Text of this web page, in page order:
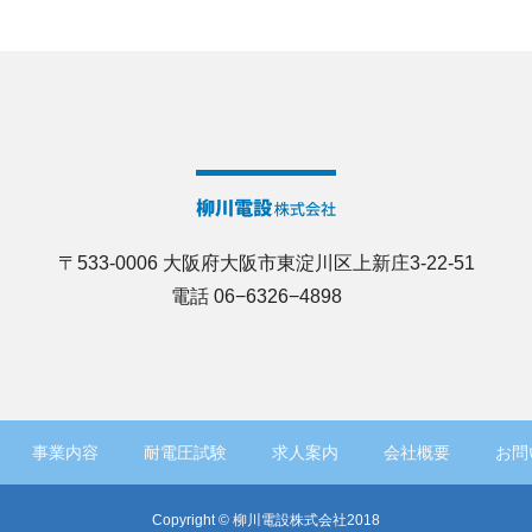
〒533-0006 大阪府大阪市東淀川区上新庄3-22-51
電話 06−6326−4898
事業内容 耐電圧試験 求人案内 会社概要 お
Copyright © 柳川電設株式会社2018